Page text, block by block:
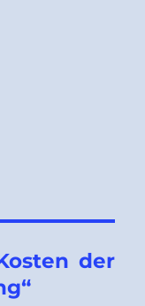
der